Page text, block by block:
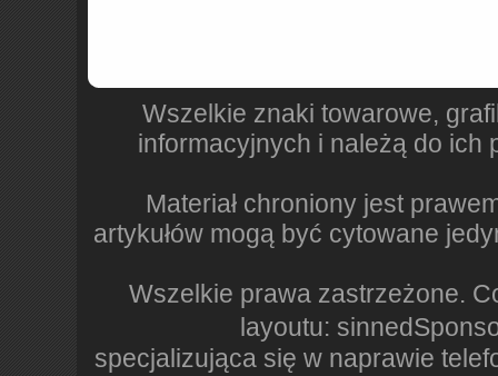
Wszelkie znaki towarowe,
informacyjnych i należą do ich
Materiał chroniony jest
artykułów mogą być cytowane
Wszelkie prawa zastrzeżone.
layoutu:
specjalizująca się w naprawie